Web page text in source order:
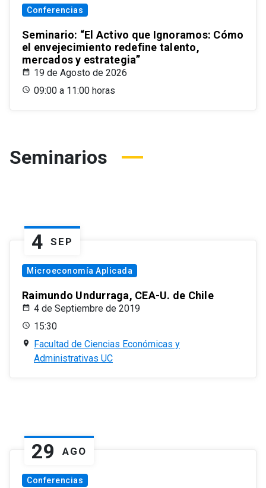
Conferencias
Seminario: “El Activo que Ignoramos: Cómo
el envejecimiento redefine talento,
mercados y estrategia”
19 de Agosto de 2026
09:00 a 11:00 horas
Seminarios
4 SEP
Microeconomía Aplicada
Raimundo Undurraga, CEA-U. de Chile
4 de Septiembre de 2019
15:30
Facultad de Ciencias Económicas y
Administrativas UC
29 AGO
Conferencias